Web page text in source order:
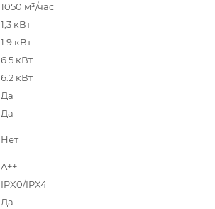
1050 м³/час
1,3 кВт
1.9 кВт
6.5 кВт
6.2 кВт
Да
Да
Нет
A++
IPX0/IPX4
Да